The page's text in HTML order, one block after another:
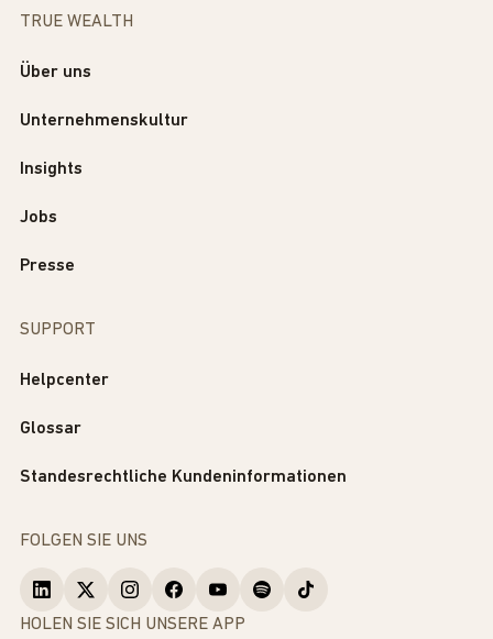
TRUE WEALTH
Über uns
Unternehmenskultur
Insights
Jobs
Presse
SUPPORT
Helpcenter
Glossar
Standesrechtliche Kundeninformationen
FOLGEN SIE UNS
HOLEN SIE SICH UNSERE APP